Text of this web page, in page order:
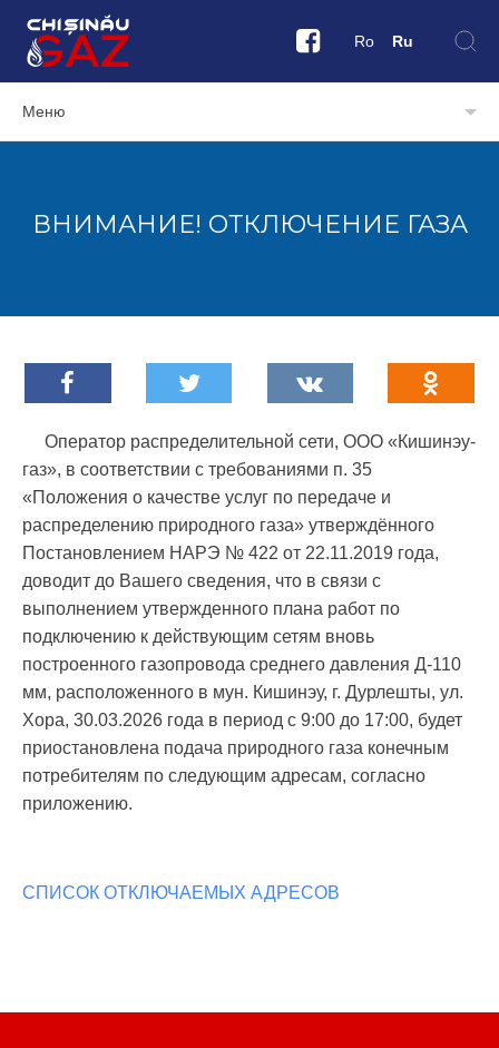
Ro Ru
Меню
ВНИМАНИЕ! ОТКЛЮЧЕНИЕ ГАЗА
Оператор распределительной сети, ООО «Кишинэу-
газ», в соответствии с требованиями п. 35
«Положения о качестве услуг по передаче и
распределению природного газа» утверждённого
Постановлением НАРЭ № 422 от 22.11.2019 года,
доводит до Вашего сведения, что в связи с
выполнением утвержденного плана работ по
подключению к действующим сетям вновь
построенного газопровода среднего давления Д-110
мм, расположенного в мун. Кишинэу, г. Дурлешты, ул.
Хора, 30.03.2026 года в период с 9:00 до 17:00, будет
приостановлена подача природного газа конечным
потребителям по следующим адресам, согласно
приложению.
СПИСОК ОТКЛЮЧАЕМЫХ АДРЕСОВ